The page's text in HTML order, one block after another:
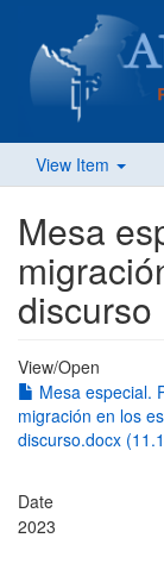
View Item
Mesa
discurso
View/Open
Mesa especial.
migración en los
discurso.docx
Date
2023